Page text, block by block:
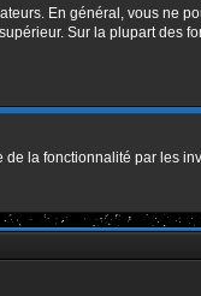
En général, vous ne
Sur la plupart des
de la fonctionnalité par les